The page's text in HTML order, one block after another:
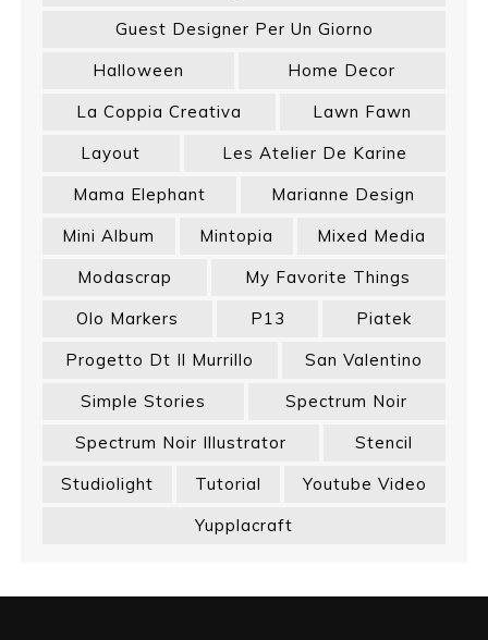
Guest Designer Per Un Giorno
Halloween
Home Decor
La Coppia Creativa
Lawn Fawn
Layout
Les Atelier De Karine
Mama Elephant
Marianne Design
Mini Album
Mintopia
Mixed Media
Modascrap
My Favorite Things
Olo Markers
P13
Piatek
Progetto Dt Il Murrillo
San Valentino
Simple Stories
Spectrum Noir
Spectrum Noir Illustrator
Stencil
Studiolight
Tutorial
Youtube Video
Yupplacraft